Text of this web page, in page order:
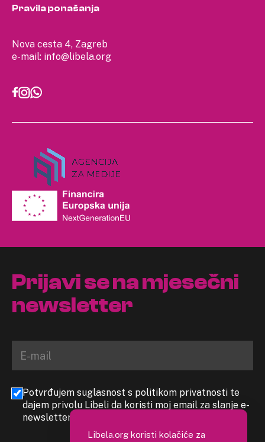
Nova cesta 4, Zagreb
e-mail: info@libela.org
Pravila ponašanja
Prijavi se na mjesečni
newsletter
Potvrđujem suglasnost s politikom privatnosti te
dajem privolu Libeli da koristi moj email za slanje e-
newslettera
Libela.org koristi kolačiće za